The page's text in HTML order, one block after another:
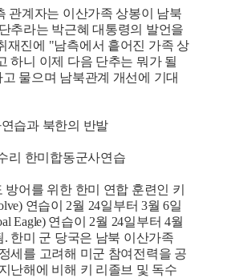
관계자는 이산가족 상봉이 남북
추라는 박근혜 대통령의 발언을
재진에 "남측에서 흩어진 가족 상
하니 이제 다음 단추는 뭐가 될
물으며 남북관계 개선에 기대
습과 북한의 반발
리 한미합동군사연습
방어를 위한 한미 연합 훈련인 키
연습이 2월 24일부터 3월 6일
Eagle) 연습이 2월 24일부터 4월
. 한미 군 당국은 남북 이산가족
세를 고려해 미군 참여전력을 공
난해에 비해 키 리졸브 및 독수